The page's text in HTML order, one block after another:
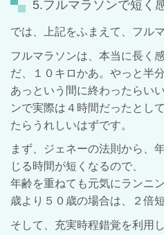
5.フルマラソンで短く
では、上記をふまえて、フル
フルマラソンは、本当に長く
だ、１０キロかあ。やっと半分
あっという間に終わったらい
ンで実際は４時間だったとし
たらうれしいはずです。
まず、ジェネーの法則から、
じる時間が短くなるので、
年齢を重ねても元気にランニ
歳より５０歳の場合は、２倍
そして、充実時程錯覚を利用